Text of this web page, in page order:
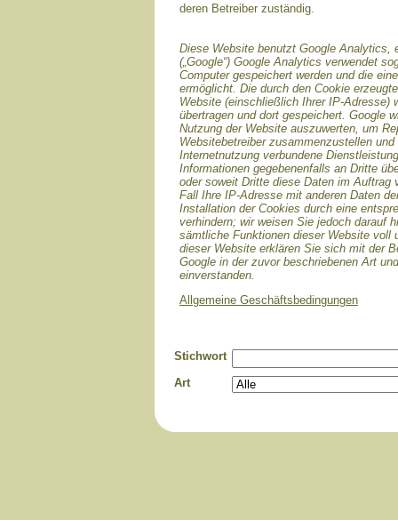
deren Betreiber zuständig.
Diese Website benutzt Google Analytics,
(„Google“) Google Analytics verwendet
Computer gespeichert werden und die
ermöglicht. Die durch den Cookie
Website (einschließlich Ihrer IP-Adresse)
übertragen und dort gespeichert. Google
Nutzung der Website auszuwerten, um
Websitebetreiber zusammenzustellen
Internetnutzung verbundene
Informationen gegebenenfalls an Dritte
oder soweit Dritte diese Daten im Auftrag
Fall Ihre IP-Adresse mit anderen Daten
Installation der Cookies durch eine
verhindern; wir weisen Sie jedoch darauf
sämtliche Funktionen dieser Website voll
dieser Website erklären Sie sich mit der
Google in der zuvor beschriebenen Art
einverstanden.
Allgemeine Geschäftsbedingungen
Stichwort
Art